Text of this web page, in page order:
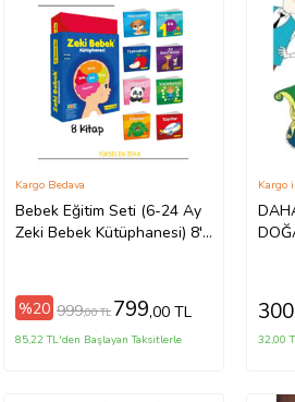
Bebek Eğitim Seti (6-24 Ay
Zeki Bebek Kütüphanesi) 8'li
Kargo Bedava
%20 999,00 TL 799,00 TL
85,22 TL'den Başlayan Taksitlerle
Kargo
300
32,00